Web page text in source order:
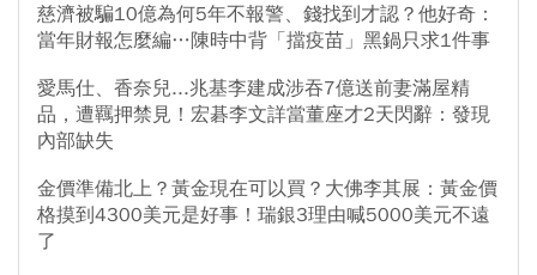
慈濟被騙10億為何5年不報警、錢找到才認？他好奇：
當年財報怎麼編…陳時中背「擋疫苗」黑鍋只求1件事
愛馬仕、香奈兒...兆基李建成涉吞7億送前妻滿屋精
品，遭羈押禁見！宏碁李文詳當董座才2天閃辭：發現
內部缺失
金價準備北上？黃金現在可以買？大佛李其展：黃金價
格摸到4300美元是好事！瑞銀3理由喊5000美元不遠
了